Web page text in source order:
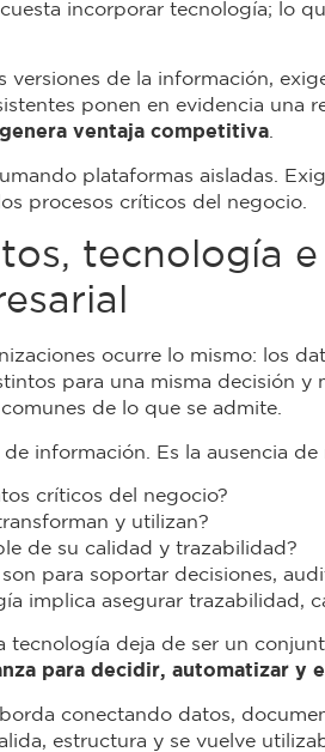
incorporar tecnología; lo
versiones de la información,
ponen en evidencia una
ventaja competitiva.
plataformas aisladas.
procesos críticos del negocio.
tecnología
ocurre lo mismo: los
para una misma decisión
de lo que se admite.
información. Es la ausencia
críticos del negocio?
y utilizan?
de su calidad y trazabilidad?
para soportar decisiones,
implica asegurar trazabilidad,
tecnología deja de ser un
para decidir, automatizar y
conectando datos,
estructura y se vuelve